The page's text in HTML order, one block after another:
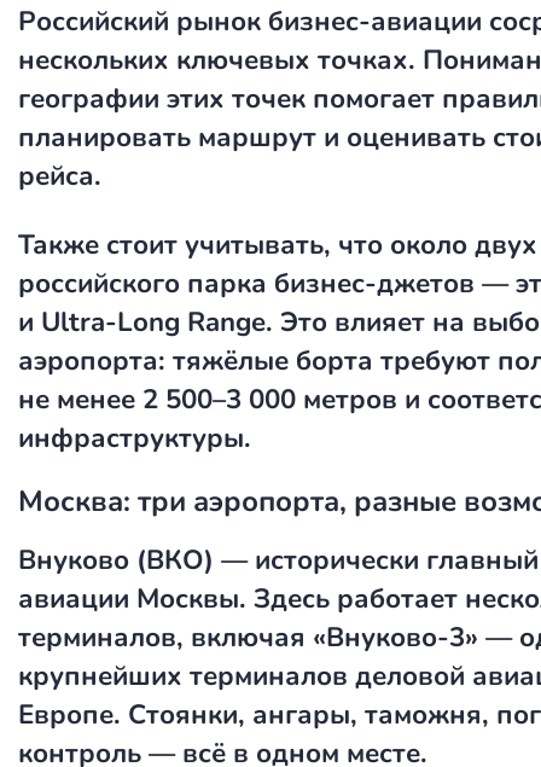
Российский рынок бизнес-авиации
нескольких ключевых точках.
географии этих точек помогает
планировать маршрут и оценивать
рейса.
Также стоит учитывать, что около
российского парка бизнес-джетов —
и Ultra-Long Range. Это влияет на
аэропорта: тяжёлые борта требуют
не менее 2 500–3 000 метров и
инфраструктуры.
Москва: три аэропорта, разные
Внуково (ВКО) — исторически
авиации Москвы. Здесь работает
терминалов, включая «Внуково-3» —
крупнейших терминалов деловой
Европе. Стоянки, ангары, таможня,
контроль — всё в одном месте.